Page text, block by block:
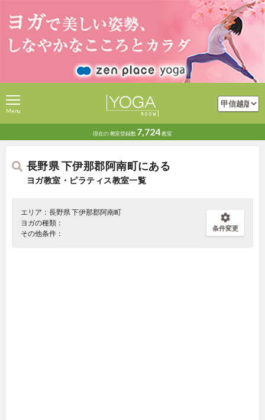
現在の教室登録数 7,724教室
Menu
長野県 下伊那郡阿南町にある
ヨガ教室・ピラティス教室一覧
エリア：長野県 下伊那郡阿南町
ヨガの種類：
その他条件：
条件変更